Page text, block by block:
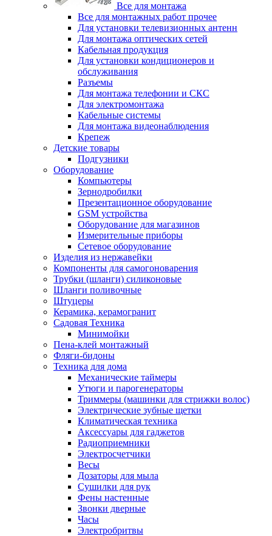
Все для монтажа
Все для монтажных работ прочее
Для установки телевизионных антенн
Для монтажа оптических сетей
Кабельная продукция
Для установки кондиционеров и
обслуживания
Разъемы
Для монтажа телефонии и СКС
Для электромонтажа
Кабельные системы
Для монтажа видеонаблюдения
Крепеж
Детские товары
Подгузники
Оборудование
Компьютеры
Зернодробилки
Презентационное оборудование
GSM устройства
Оборудование для магазинов
Измерительные приборы
Сетевое оборудование
Изделия из нержавейки
Компоненты для самогоноварения
Трубки (шланги) силиконовые
Шланги поливочные
Штуцеры
Керамика, керамогранит
Садовая Техника
Минимойки
Пена-клей монтажный
Фляги-бидоны
Техника для дома
Механические таймеры
Утюги и парогенераторы
Триммеры (машинки для стрижки волос)
Электрические зубные щетки
Климатическая техника
Аксессуары для гаджетов
Радиоприемники
Электросчетчики
Весы
Дозаторы для мыла
Сушилки для рук
Фены настенные
Звонки дверные
Часы
Электробритвы